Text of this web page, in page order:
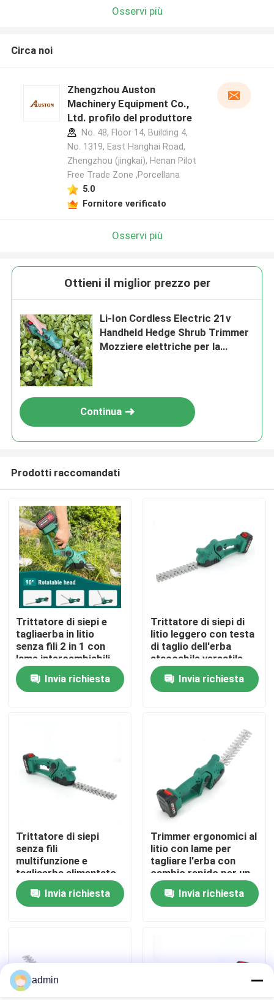
Lasciate un messaggio
Casa.
Prodotti
Su di noi
Contattaci
Chiedi un preventivo
Mini Chainsaw tenuto in mano
motosega elettrica
Osservi più
Circa noi
Zhengzhou Auston
Machinery Equipment Co.,
Ltd. profilo del produttore
No. 48, Floor 14, Building 4,
No. 1319, East Hanghai Road,
Zhengzhou (jingkai), Henan Pilot
Free Trade Zone ,Porcellana
5.0
Fornitore verificato
Osservi più
Ottieni il miglior prezzo per
Li-Ion Cordless Electric 21v
Handheld Hedge Shrub Trimmer
Mozziere elettriche per la
Continua
Prodotti raccomandati
Trittatore di siepi e
tagliaerba in litio
senza fili 2 in 1 con
lame intercambiabili
Invia richiesta
Trittatore di siepi di
litio leggero con testa
di taglio dell'erba
staccabile versatile
Invia richiesta
Trittatore di siepi
senza fili
multifunzione e
tagliaerba alimentato
da batterie di lunga
durataInvia richiesta
Trimmer ergonomici al
litio con lame per
tagliare l'erba con
cambio rapido per un
facile giardinaggio
Invia richiesta
admin